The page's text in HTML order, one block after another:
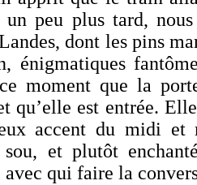
un peu plus tard,
dont les pins
énigmatiques
moment que la
qu’elle est entrée.
accent du midi et
et plutôt
avec qui faire la